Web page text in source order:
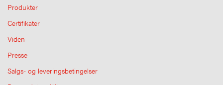
Produkter
Certifikater
Viden
Presse
Salgs- og leveringsbetingelser